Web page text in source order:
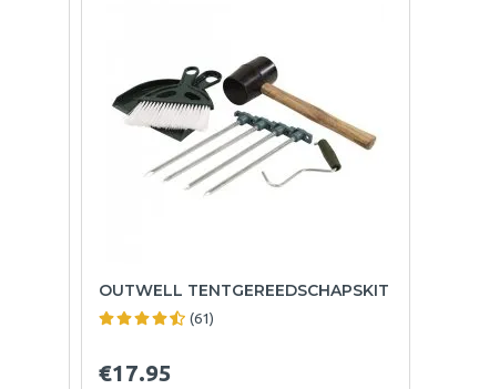
OUTWELL TENTGEREEDSCHAPSKIT
(61)
€17.95